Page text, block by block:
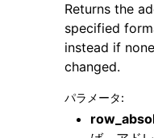
Returns the
specified
instead if
changed.
パラメータ: